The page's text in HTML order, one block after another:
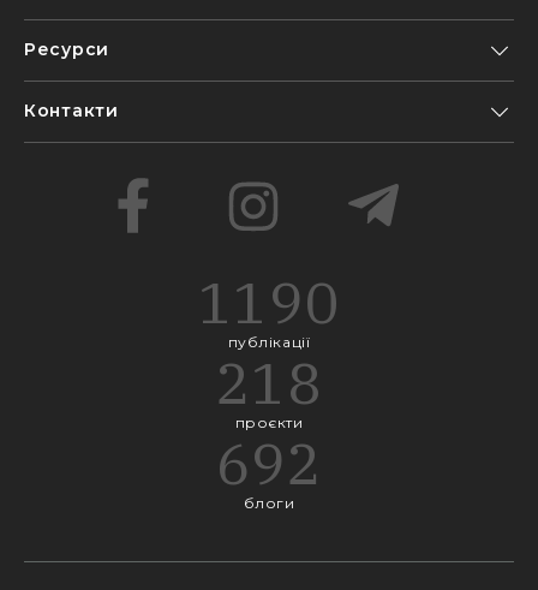
Ресурси
Контакти
1190
публікації
218
проєкти
692
блоги